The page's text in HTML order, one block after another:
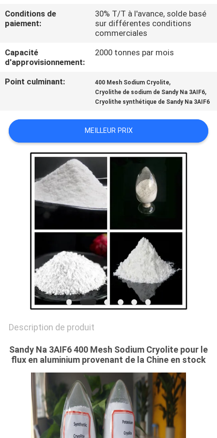
CONTRÔLE
LA
QUALITÉ
CONTACTER
NOUVELLES
AFFAIRES
DEMANDEZ
PLAN
DE
CONFIDENTIALITÉ
Conditions de
paiement:
30% T/T à l'avance, solde basé
sur différentes conditions
commerciales
Capacité
d'approvisionnement:
2000 tonnes par mois
Point culminant: 400 Mesh Sodium Cryolite,
Cryolithe de sodium de Sandy Na 3AIF6,
Cryolithe synthétique de Sandy Na 3AIF6
MEILLEUR PRIX
Description de produit
Sandy Na 3AIF6 400 Mesh Sodium Cryolite pour le
flux en aluminium provenant de la Chine en stock